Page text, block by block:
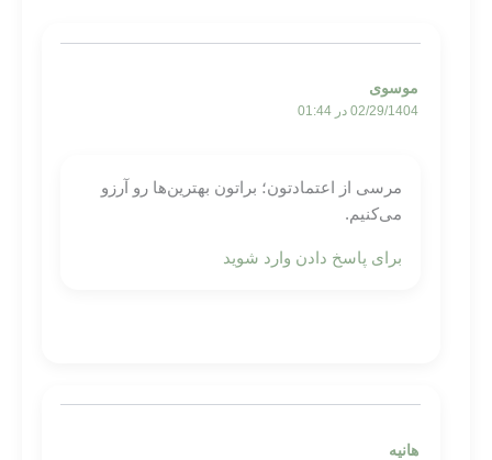
موسوی
02/29/1404 در 01:44
مرسی از اعتمادتون؛ براتون بهترین‌ها رو آرزو
می‌کنیم.
برای پاسخ دادن وارد شوید
هانیه